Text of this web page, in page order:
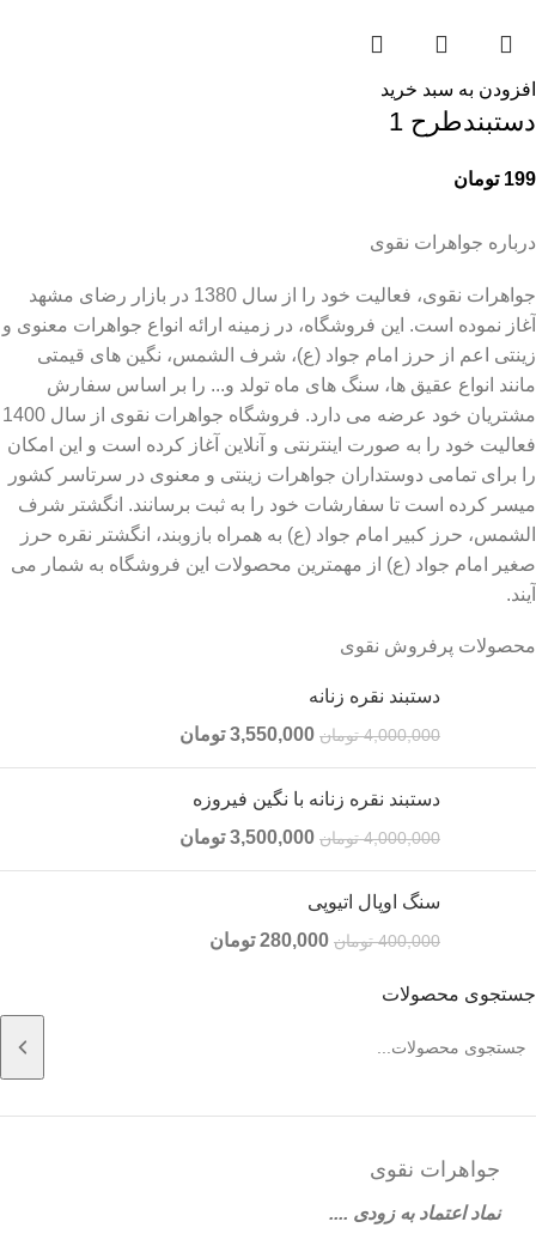
افزودن به سبد خرید
دستبندطرح 1
199 تومان
درباره جواهرات نقوی
جواهرات نقوی، فعالیت خود را از سال 1380 در بازار رضای مشهد
آغاز نموده است. این فروشگاه، در زمینه ارائه انواع جواهرات معنوی و
زینتی اعم از حرز امام جواد (ع)، شرف الشمس، نگین های قیمتی
مانند انواع عقیق ها، سنگ های ماه تولد و... را بر اساس سفارش
مشتریان خود عرضه می دارد. فروشگاه جواهرات نقوی از سال 1400
فعالیت خود را به صورت اینترنتی و آنلاین آغاز کرده است و این امکان
را برای تمامی دوستداران جواهرات زینتی و معنوی در سرتاسر کشور
میسر کرده است تا سفارشات خود را به ثبت برسانند. انگشتر شرف
الشمس، حرز کبیر امام جواد (ع) به همراه بازوبند، انگشتر نقره حرز
صغیر امام جواد (ع) از مهمترین محصولات این فروشگاه به شمار می
آیند.
محصولات پرفروش نقوی
دستبند نقره زنانه
4,000,000 تومان 3,550,000 تومان
دستبند نقره زنانه با نگین فیروزه
4,000,000 تومان 3,500,000 تومان
سنگ اوپال اتیوپی
400,000 تومان 280,000 تومان
جستجوی محصولات
جواهرات نقوی
نماد اعتماد به زودی ....